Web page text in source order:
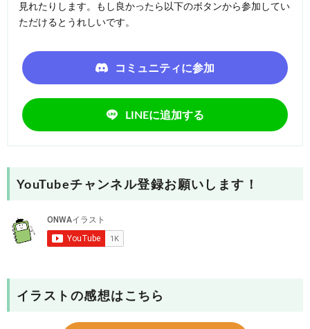
見れたりします。もし良かったら以下のボタンから参加してい
ただけるとうれしいです。
コミュニティに参加
LINEに追加する
YouTubeチャンネル登録お願いします！
イラストの感想はこちら